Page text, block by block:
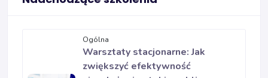
Ogólna
Warsztaty stacjonarne: Jak
zwiększyć efektywność